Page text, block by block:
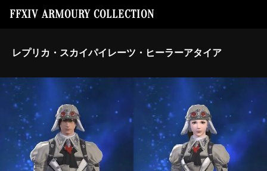
FFXIV ARMOURY COLLECTION
レプリカ・スカイパイレーツ・ヒーラーアタイア